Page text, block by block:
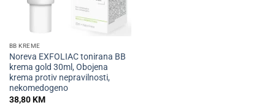
BB KREME
Noreva EXFOLIAC tonirana BB
krema gold 30ml, Obojena
krema protiv nepravilnosti,
nekomedogeno
38,80KM